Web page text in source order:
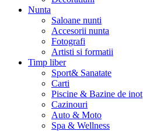
Nunta
Saloane nunti
Accesorii nunta
Fotografi
Artisti si formatii
Timp liber
Sport& Sanatate
Carti
Piscine & Bazine de inot
Cazinouri
Auto & Moto
Spa & Wellness